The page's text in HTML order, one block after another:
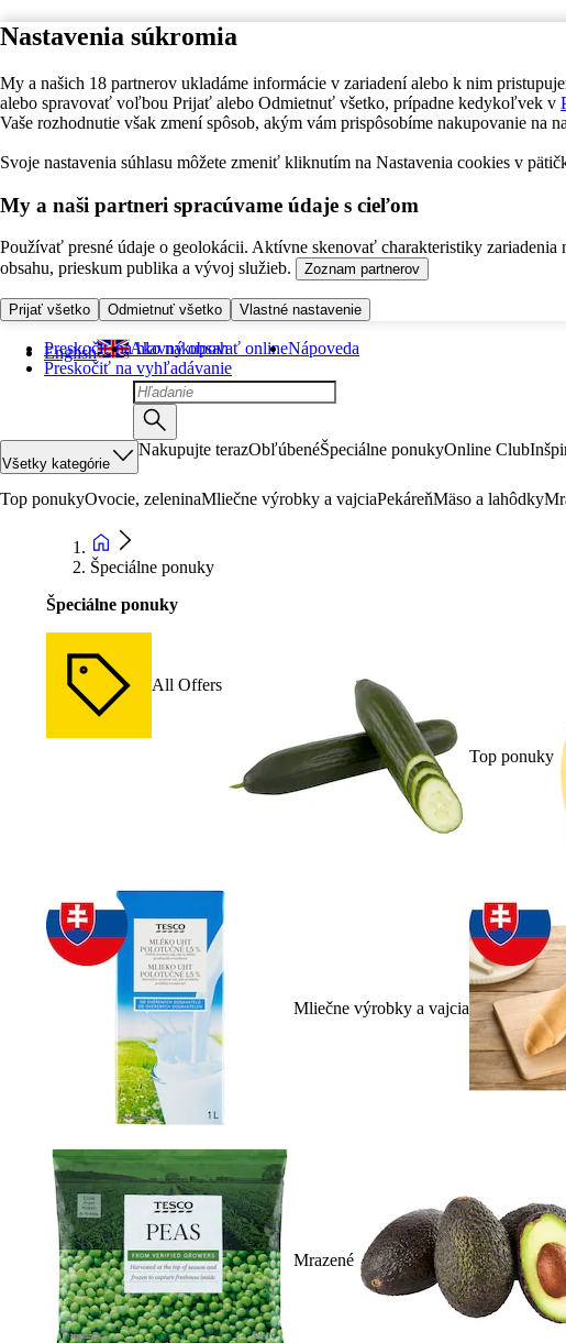
Nastavenia súkromia
My a našich 18 partnerov ukladáme informácie v zariadení alebo k nim
alebo spravovať voľbou Prijať alebo Odmietnuť všetko, prípadne kedykoľvek v
Vaše rozhodnutie však zmení spôsob, akým vám prispôsobíme nakupovanie na
Svoje nastavenia súhlasu môžete zmeniť kliknutím na Nastavenia cookies v
My a naši partneri spracúvame údaje s cieľom
Používať presné údaje o geolokácii. Aktívne skenovať charakteristiky
obsahu, prieskum publika a vývoj služieb.
Zoznam partnerov
Prijať všetko Odmietnuť všetko Vlastné nastavenie
Preskočiť na hlavný obsah
Preskočiť na vyhľadávanie
English Ako nakupovať onlineNápoveda
Všetky kategórie
Nakupujte terazObľúbenéŠpeciálne ponukyOnline Club
Top ponukyOvocie, zeleninaMliečne výrobky a vajciaPekáreňMäso a lahôdky
Špeciálne ponuky
Špeciálne ponuky
All Offers
Top ponuky
Mliečne výrobky a vajcia
Mrazené